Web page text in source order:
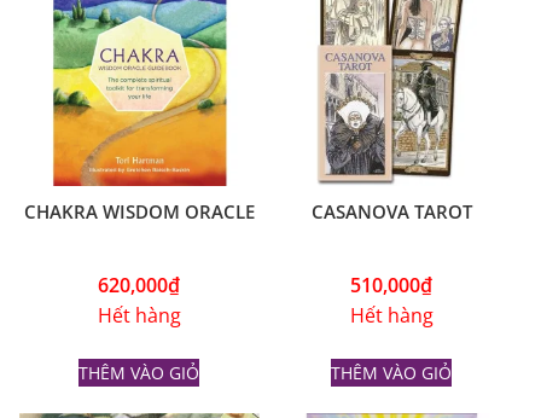
CHAKRA WISDOM ORACLE
620,000₫
Hết hàng
THÊM VÀO GIỎ
CASANOVA TAROT
510,000₫
Hết hàng
THÊM VÀO GIỎ